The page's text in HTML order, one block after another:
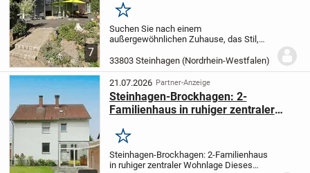
7
Merken
Suchen Sie nach einem
außergewöhnlichen Zuhause, das Stil,
exklusive Immobilie im Außenbereich von
Steinhagen wird Sie begeistern.Mit ihrer
offenen, lichtdurch...
33803 Steinhagen (Nordrhein-Westfalen)
21.07.2026 Partner-Anzeige
Steinhagen-Brockhagen: 2-
Familienhaus in ruhiger zentraler
Merken
Steinhagen-Brockhagen: 2-Familienhaus
in ruhiger zentraler Wohnlage Dieses